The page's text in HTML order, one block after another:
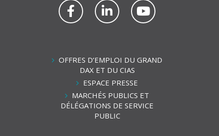
Lien
vers
Lien
vers
Lien
vers
OFFRES D’EMPLOI DU GRAND
DAX ET DU CIAS
ESPACE PRESSE
MARCHÉS PUBLICS ET
DÉLÉGATIONS DE SERVICE
PUBLIC